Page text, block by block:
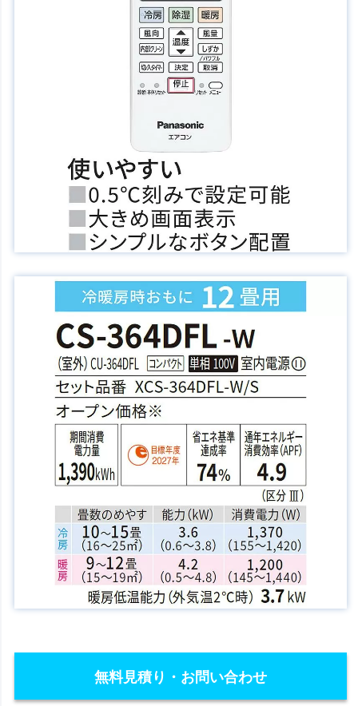
無料見積り・お問い合わせ